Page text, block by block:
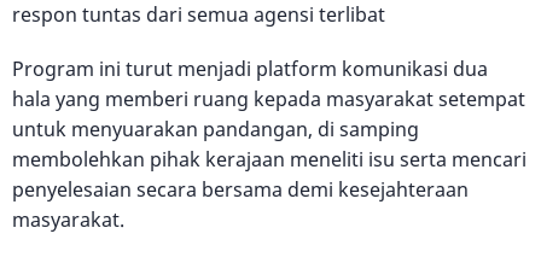
respon tuntas dari semua agensi terlibat
Program ini turut menjadi platform komunikasi dua
hala yang memberi ruang kepada masyarakat setempat
untuk menyuarakan pandangan, di samping
membolehkan pihak kerajaan meneliti isu serta mencari
penyelesaian secara bersama demi kesejahteraan
masyarakat.